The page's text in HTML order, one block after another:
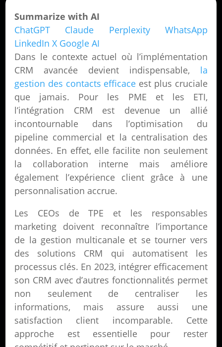
Summarize with AI
ChatGPT
Claude Perplexity
WhatsApp
LinkedIn X Google AI
Dans le contexte actuel où l’implémentation
CRM avancée devient indispensable, la
gestion des contacts efficace est plus cruciale
que jamais. Pour les PME et les ETI,
l’intégration CRM est devenue un allié
incontournable dans l’optimisation du
pipeline commercial et la centralisation des
données. En effet, elle facilite non seulement
la collaboration interne mais améliore
également l’expérience client grâce à une
personnalisation accrue.
Les CEOs de TPE et les responsables
marketing doivent reconnaître l’importance
de la gestion multicanale et se tourner vers
des solutions CRM qui automatisent les
processus clés. En 2023, intégrer efficacement
son CRM avec d’autres fonctionnalités permet
non seulement de centraliser les
informations, mais assure aussi une
satisfaction client incomparable. Cette
approche est essentielle pour rester